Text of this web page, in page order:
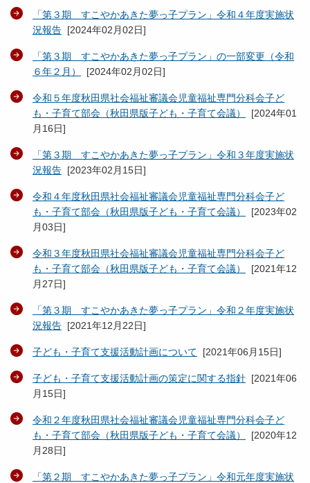
「第３期 すこやかあきた夢っ子プラン」令和４年度実施状
況報告 [2024年02月02日]
「第３期 すこやかあきた夢っ子プラン」の一部変更（令和
６年２月）
[2024年02月02日]
令和５年度秋田県社会福祉審議会児童福祉専門分科会子ど
も・子育て部会（秋田県版子ども・子育て会議）
[2024年01
月16日]
「第３期 すこやかあきた夢っ子プラン」令和３年度実施状
況報告 [2023年02月15日]
令和４年度秋田県社会福祉審議会児童福祉専門分科会子ど
も・子育て部会（秋田県版子ども・子育て会議）
[2023年02
月03日]
令和３年度秋田県社会福祉審議会児童福祉専門分科会子ど
も・子育て部会（秋田県版子ども・子育て会議）
[2021年12
月27日]
「第３期 すこやかあきた夢っ子プラン」令和２年度実施状
況報告 [2021年12月22日]
子ども・子育て支援活動計画について [2021年06月15日]
子ども・子育て支援活動計画の策定に関する指針 [2021年06
月15日]
令和２年度秋田県社会福祉審議会児童福祉専門分科会子ど
も・子育て部会（秋田県版子ども・子育て会議）
[2020年12
月28日]
「第２期 すこやかあきた夢っ子プラン」令和元年度実施状